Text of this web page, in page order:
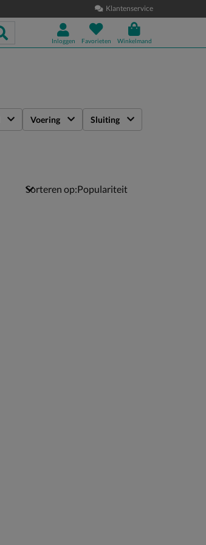
Klantenservice
Inloggen Favorieten Winkelmand
Voering Sluiting
Sorteren op: